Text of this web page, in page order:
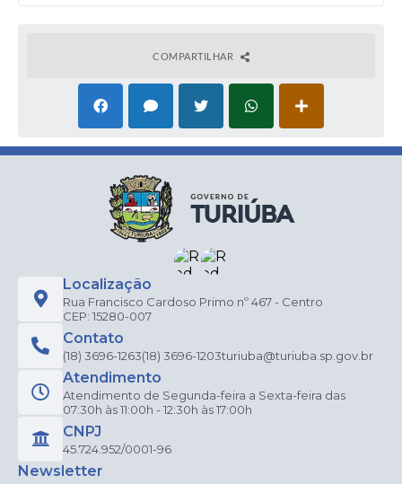
COMPARTILHAR
Localização
Rua Francisco Cardoso Primo nº 467 - Centro
CEP: 15280-007
Contato
(18) 3696-1263(18) 3696-1203turiuba@turiuba.sp.gov.br
Atendimento
Atendimento de Segunda-feira a Sexta-feira das
07:30h às 11:00h - 12:30h às 17:00h
CNPJ
45.724.952/0001-96
Newsletter